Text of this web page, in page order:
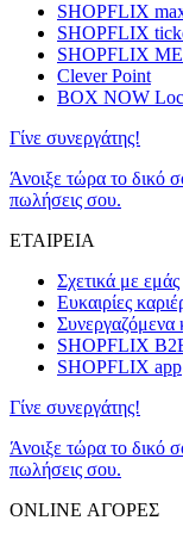
SHOPFLIX
SHOPFLIX
SHOPFLIX
Clever Point
BOX NOW
Γίνε συνεργάτης!
Άνοιξε τώρα το δικό
πωλήσεις σου.
ΕΤΑΙΡΕΙΑ
Σχετικά με εμάς
Ευκαιρίες
Συνεργαζόμενα
SHOPFLIX
SHOPFLIX app
Γίνε συνεργάτης!
Άνοιξε τώρα το δικό
πωλήσεις σου.
ONLINE ΑΓΟΡΕΣ